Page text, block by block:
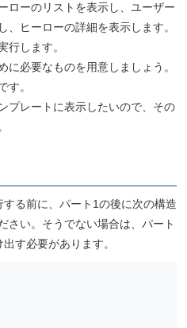
ローのリストを表示し、ユーザー
ヒーローの詳細を表示します。
行します。
に必要なものを用意しましょう。
す。
プレートに表示したいので、その
る前に、パート1の後に次の構造
さい。そうでない場合は、パート
す必要があります。